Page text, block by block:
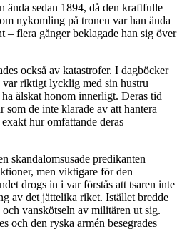
ända sedan 1894, då den kraftfulle
nykomling på tronen var han ända
– flera gånger beklagade han sig över
också av katastrofer. I dagböcker
var riktigt lycklig med sin hustru
älskat honom innerligt. Deras tid
som de inte klarade av att hantera
hur omfattande deras
skandalomsusade predikanten
men viktigare för den
drogs in i var förstås att tsaren inte
av det jättelika riket. Istället bredde
vanskötseln av militären ut sig.
och den ryska armén besegrades